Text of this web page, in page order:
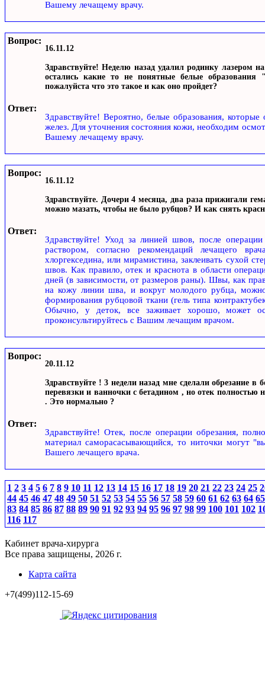
Вашему лечащему врачу.
Вопрос:
16.11.12
Здравствуйте! Неделю назад удалил родинку лазером
остались какие то не понятные белые
пожалуйста что это такое и как оно пройдет?
Ответ:
Здравствуйте! Вероятно, белые образования,
желез. Для уточнения состояния кожи, необходим
Вашему лечащему врачу.
Вопрос:
16.11.12
Здравствуйте. Дочери 4 месяца, два раза прижигали
можно мазать, чтобы не было рубцов? И как снять
Ответ:
Здравствуйте! Уход за линией швов, после
раствором, согласно рекомендаций лечащего
хлоргекседина, или мирамистина, заклеивать сухой
швов. Как правило, отек и краснота в области
дней (в зависимости, от размеров раны). Швы, как
на кожу линии шва, и вокруг молодого рубца,
формирования рубцовой ткани (гель типа
Обычно, у деток, все заживает хорошо, может
проконсультируйтесь с Вашим лечащим врачом.
Вопрос:
20.11.12
Здравствуйте ! 3 недели назад мне сделали обрезание
перевязки и ванночки с бетадином , но отек
. Это нормально ?
Ответ:
Здравствуйте! Отек, после операции обрезания,
материал саморасасывающийся, то ниточки могут
Вашего лечащего врача.
1 2 3 4 5 6 7 8 9 10 11 12 13 14 15 16 17 18 19 20 21 22 23 24 25
44 45 46 47 48 49 50 51 52 53 54 55 56 57 58 59 60 61 62 63 64 65
83 84 85 86 87 88 89 90 91 92 93 94 95 96 97 98 99 100 101 102
116 117
Кабинет врача-хирурга
Все права защищены, 2026 г.
Карта сайта
+7(499)112-15-69